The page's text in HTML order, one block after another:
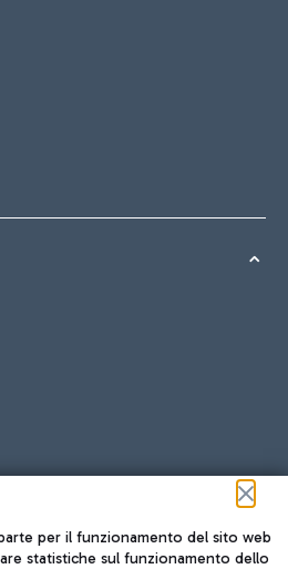
per il funzionamento del sito web
statistiche sul funzionamento dello